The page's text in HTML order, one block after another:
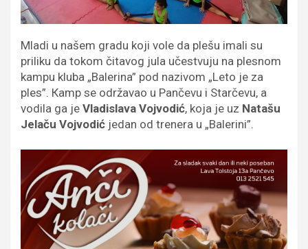
Mladi u našem gradu koji vole da plešu imali su
priliku da tokom čitavog jula učestvuju na plesnom
kampu kluba „Balerina” pod nazivom „Leto je za
ples”. Кamp se održavao u Pančevu i Starčevu, a
vodila ga je Vladislava Vojvodić, koja je uz Natašu
Jelaču Vojvodić jedan od trenera u „Balerini”.